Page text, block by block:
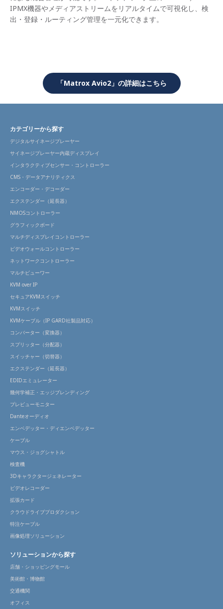
IPMX機器やメディアストリームをリアルタイムで可視化し、検
出・登録・ルーティング管理を一元化できます。
「Matrox Avio2」の詳細はこちら
カテゴリーから探す
デジタルサイネージプレーヤー
サイネージプレーヤー内蔵ディスプレイ
インタラクティブセンサー・コントローラー
CMS・データアナリティクス
エンコーダー・デコーダー
エクステンダー（延長器）
NMOSコントローラー
グラフィックボード
マルチディスプレイコントローラー
ビデオウォールコントローラー
ネットワークコントローラー
マルチビューワー
KVM over IP
セキュアKVMスイッチ
KVMスイッチ
KVMケーブル（IP GARD社製品対応）
コンバーター（変換器）
スプリッター（分配器）
スイッチャー（切替器）
エクステンダー（延長器）
EDIDエミュレーター
幾何学補正・エッジブレンディング
プレビューモニター
Danteオーディオ
エンベデッター・ディエンベデッター
ケーブル
マウス・ジョグシャトル
検査機
3Dキャラクタージェネレーター
ビデオレコーダー
拡張カード
クラウドライブプロダクション
特注ケーブル
画像処理ソリューション
ソリューションから探す
店舗・ショッピングモール
美術館・博物館
交通機関
オフィス